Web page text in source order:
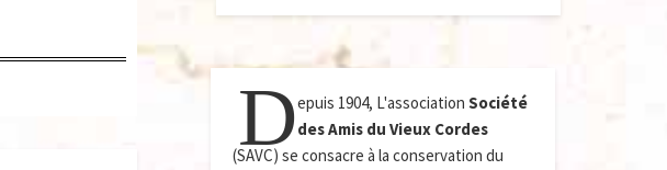
Depuis 1904, L'association Société
des Amis du Vieux Cordes
(SAVC) se consacre à la conservation du